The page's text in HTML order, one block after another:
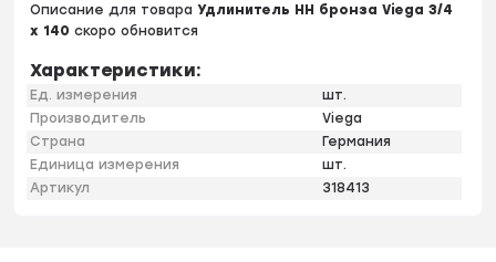
Описание для товараУдлинитель НН бронза Viega 3/4
x 140 скоро обновится
Характеристики:
Ед. измерения
шт.
Производитель
Viega
Страна
Германия
Единица измерения
шт.
Артикул
318413